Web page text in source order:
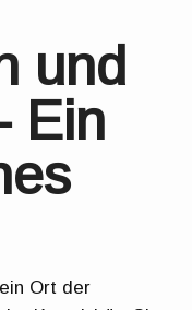
und
Ein
Ort der